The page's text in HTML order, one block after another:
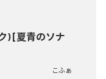
) [夏青のソナ
こふぁ